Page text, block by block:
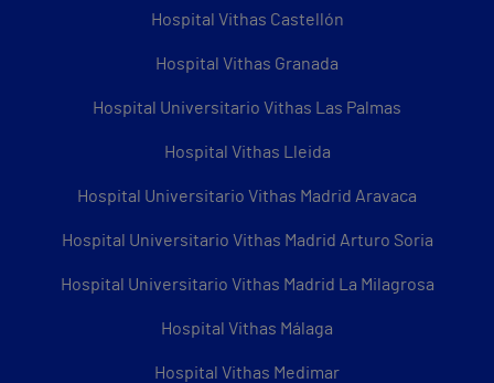
Hospital Vithas Castellón
Hospital Vithas Granada
Hospital Universitario Vithas Las Palmas
Hospital Vithas Lleida
Hospital Universitario Vithas Madrid Aravaca
Hospital Universitario Vithas Madrid Arturo Soria
Hospital Universitario Vithas Madrid La Milagrosa
Hospital Vithas Málaga
Hospital Vithas Medimar